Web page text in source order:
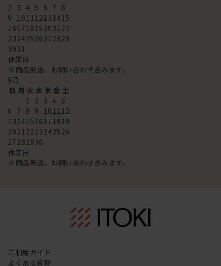
2 3 4 5 6 7 8
9 101112131415
16171819202122
23242526272829
3031
休業日
※商品発送、お問い合わせ含みます。
9月
日 月 火 水 木 金 土
1 2 3 4 5
6 7 8 9 101112
13141516171819
20212223242526
27282930
休業日
※商品発送、お問い合わせ含みます。
ご利用ガイド
よくある質問